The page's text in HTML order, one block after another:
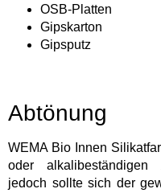
OSB-Platten
Gipskarton
Gipsputz
Abtönung
WEMA Bio Innen
oder alkalibeständigen
jedoch sollte sich der